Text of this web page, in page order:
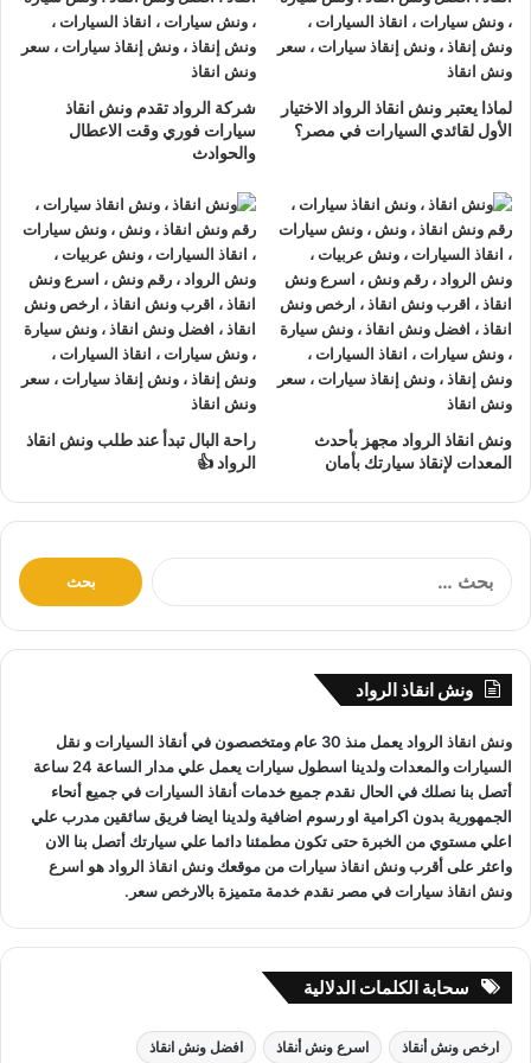
يبرز أهمية رقم ونش انقاذ سيارات سريع 01063144040 –
01093018585 – 01120018852 من شركة ونش الرواد.
بمجرد الاتصال يستقبل فريق الدعم طلبك ويحدد موقعك باستخدام
أحدث تقنيات جي بي اس ثم يتم إرسال أقرب ونش متاح لضمان
الخدمة متاحة لجميع المدن والمناطق المحيطة، مما يقلل وقت
الانتظار ويمنح العملاء شعورا بالأمان والراحة في مواجهة أي موقف
طارئ على الطريق.
ما هي مميزات ونش انقاذ الرواد
مقارنة بالونشات الأخرى؟
تتفوق شركة ونش الرواد على العديد من خدمات الونش الأخرى
وأنظمة الملاحة الذكية.
خدوش أو أضرار أثناء النقل.
خدمة شاملة لجميع أنواع السيارات، من الصغيرة إلى الفارهة
خدمة عملاء متاحة على مدار 24 ساعة لتلبية جميع احتياجاتك.
فريق مدرب على أعلى مستوى للتعامل مع جميع أنواع الأعطال
والحوادث بشكل احترافي.
هذه الميزات تجعل ونش الرواد 01063144040 – 01093018585
– 01120018852 الاختيار الأمثل لأي شخص يحتاج إلى خدمة إنقاذ
موثوقة وآمنة.
هل خدمة ونش الرواد تعمل على مدار
24 ساعة؟
لماذا يعتبر ونش انقاذ الرواد الاختيار
الأول لقائدي السيارات في مصر؟
شركة الرواد تقدم ونش انقاذ
سيارات فوري وقت الاعطال
والحوادث
ونش انقاذ الرواد مجهز بأحدث
المعدات لإنقاذ سيارتك بأمان
راحة البال تبدأ عند طلب ونش انقاذ
الرواد 👍
:
ونش انقاذ الرواد
ونش انقاذ الرواد يعمل منذ 30 عام ومتخصصون في أنقاذ السياراتو نقل
السيارات
والمعدات ولدينا اسطول سيارات يعمل علي مدار الساعة 24 ساعة
أتصل بنا نصلك في الحال نقدم جميع خدماتأنقاذ السياراتفي جميع أنحاء
الجمهورية بدون اكرامية او رسوم اضافية ولدينا ايضا فريق سائقين مدرب علي
اعلي مستوي من الخبرة حتى تكون مطمئنا دائما علي سيارتك أتصل بنا الان
واعثر علىأقرب ونش انقاذ سياراتمن موقعك ونش انقاذ الرواد هو اسرع
ونش انقاذ سياراتفي مصر نقدم خدمة متميزة بالارخص سعر.
سحابة الكلمات الدلالية
ارخص ونش أنقاذ اسرع ونش أنقاذ افضل ونش انقاذ